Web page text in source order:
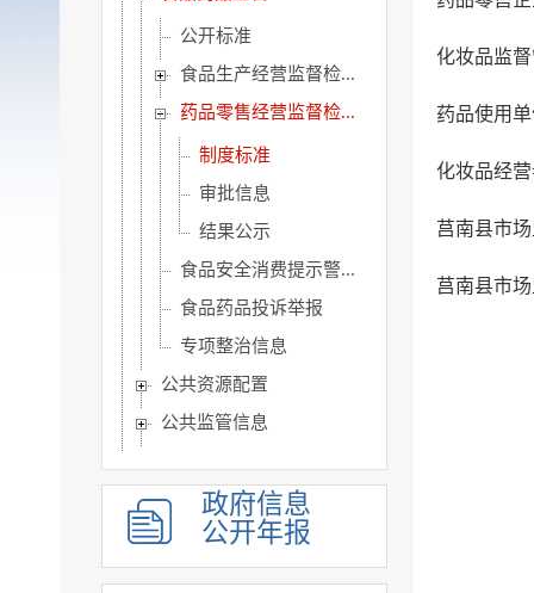
公开标准
食品生产经营监督检...
药品零售经营监督检...
制度标准
审批信息
结果公示
食品安全消费提示警...
食品药品投诉举报
专项整治信息
公共资源配置
公共监管信息
旅游信息
乡村振兴信息
政府信息
公开年报
化妆品监
药品使用
化妆品经
莒南县市
莒南县市